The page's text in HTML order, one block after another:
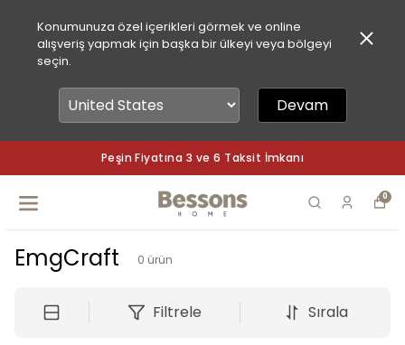
Konumunuza özel içerikleri görmek ve online
alışveriş yapmak için başka bir ülkeyi veya bölgeyi
seçin.
Devam
Peşin Fiyatına 3 ve 6 Taksit İmkanı
0
EmgCraft 0 ürün
Filtrele Sırala